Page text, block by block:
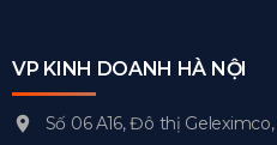
VP KINH DOANH HÀ NỘI
Số 06 A16, Đô thị